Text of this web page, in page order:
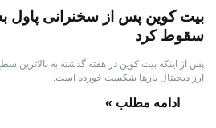
سقوط کرد
پس از اینکه بیت کوین در هفته گذشته به بالاترین
ارز دیجیتال بارها شکست خورده است.
ادامه مطلب »